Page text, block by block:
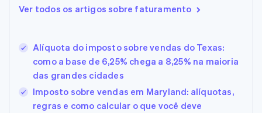
Ver todos os artigos sobre faturamento
Alíquota do imposto sobre vendas do Texas:
como a base de 6,25% chega a 8,25% na maioria
das grandes cidades
Imposto sobre vendas em Maryland: alíquotas,
regras e como calcular o que você deve
Eslováquia
Espanha
EspañolEnglish
Estados Unidos
Español
Estônia